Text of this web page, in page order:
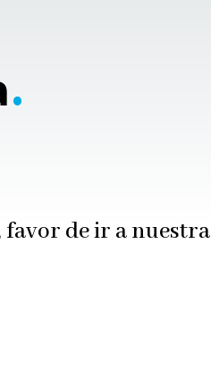
.
favor de ir a nuestra